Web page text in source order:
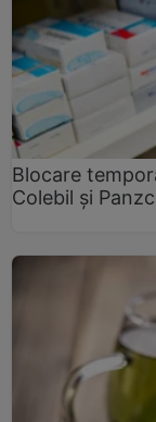
Blocare
Colebil și